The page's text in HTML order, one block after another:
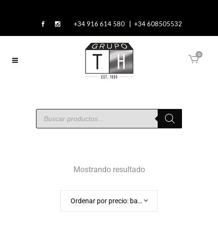
+34 916 614 580 | +34 608505532
0
Mostrando resultado
Ordenar por precio: bajo a alto